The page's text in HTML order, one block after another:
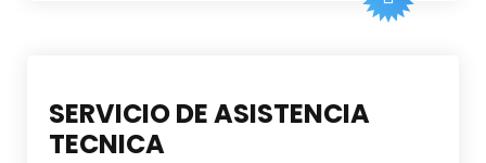
SERVICIO DE ASISTENCIA
TECNICA